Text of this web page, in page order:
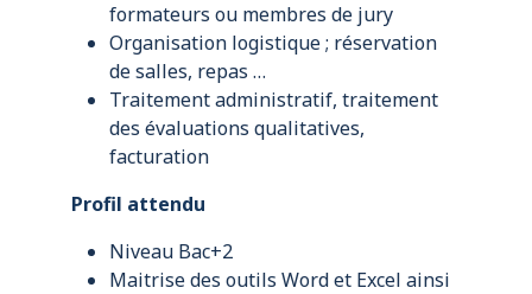
formateurs ou membres de jury
Organisation logistique ; réservation
de salles, repas …
Traitement administratif, traitement
des évaluations qualitatives,
facturation
Profil attendu
Niveau Bac+2
Maitrise des outils Word et Excel ainsi